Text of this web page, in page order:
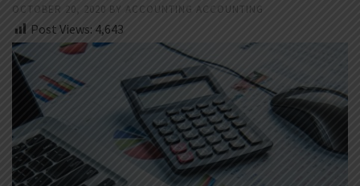
OCTOBER 20, 2020 BY ACCOUNTING ACCOUNTING
Post Views: 4,643